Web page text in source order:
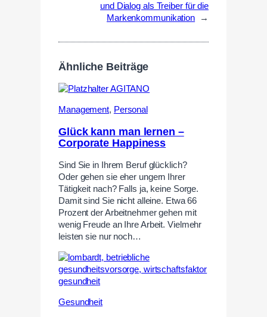
und Dialog als Treiber für die
Markenkommunikation
→
Ähnliche Beiträge
Management, Personal
Glück kann man lernen –
Corporate Happiness
Sind Sie in Ihrem Beruf glücklich?
Oder gehen sie eher ungern Ihrer
Tätigkeit nach? Falls ja, keine Sorge.
Damit sind Sie nicht alleine. Etwa 66
Prozent der Arbeitnehmer gehen mit
wenig Freude an Ihre Arbeit. Vielmehr
leisten sie nur noch…
Gesundheit